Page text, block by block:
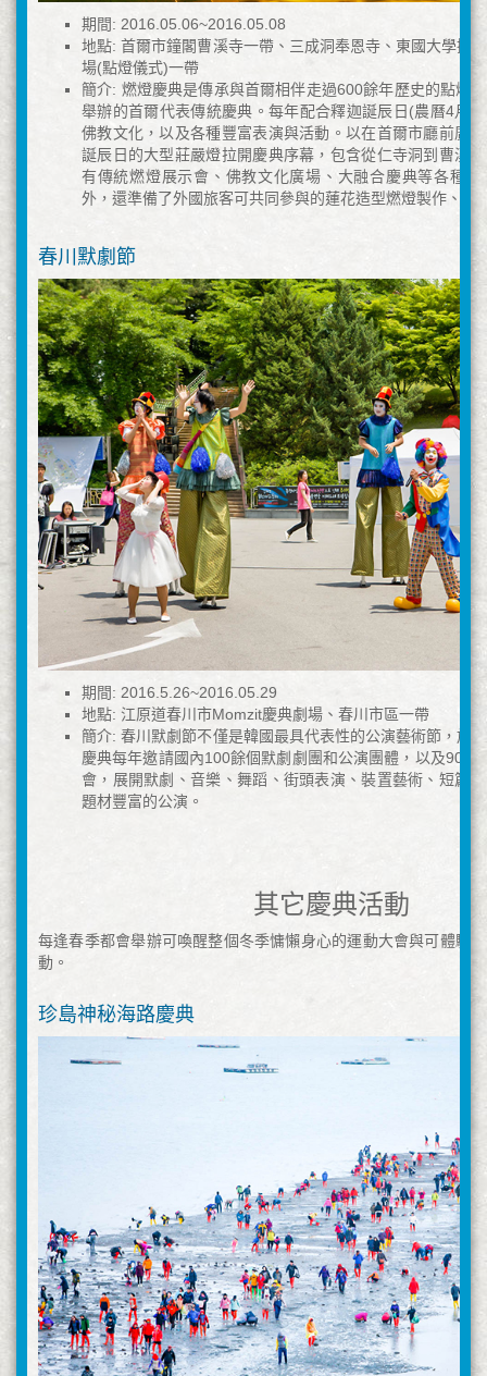
期間: 2016.05.06~2016.05.08
地點: 首爾市鐘閣曹溪寺一帶、三成洞奉恩寺、東國大學操
場(點燈儀式)一帶
簡介: 燃燈慶典是傳承與首爾相伴走過600餘年歷史的點燈
舉辦的首爾代表傳統慶典。每年配合釋迦誕辰日(農曆4月8
佛教文化，以及各種豐富表演與活動。以在首爾市廳前廣
誕辰日的大型莊嚴燈拉開慶典序幕，包含從仁寺洞到曹溪
有傳統燃燈展示會、佛教文化廣場、大融合慶典等各種
外，還準備了外國旅客可共同參與的蓮花造型燃燈製作、繪
春川默劇節
期間: 2016.5.26~2016.05.29
地點: 江原道春川市Momzit慶典劇場、春川市區一帶
簡介: 春川默劇節不僅是韓國最具代表性的公演藝術節，於
慶典每年邀請國內100餘個默劇劇團和公演團體，以及900
會，展開默劇、音樂、舞蹈、街頭表演、裝置藝術、短篇
題材豐富的公演。
其它慶典活動
每逢春季都會舉辦可喚醒整個冬季慵懶身心的運動大會與可體驗
動。
珍島神秘海路慶典